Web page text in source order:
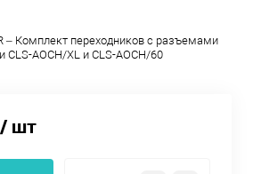
– Комплект переходников с разъемами
CLS-AOCH/XL и CLS-AOCH/60
/ шт